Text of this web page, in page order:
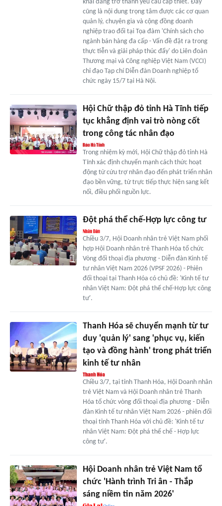
khai đang trở thành yêu cầu cấp thiết. Đây
cũng là nội dung trọng tâm được các cơ quan
quản lý, chuyên gia và cộng đồng doanh
nghiệp trao đổi tại Tọa đàm 'Chính sách cho
ngành bán hàng đa cấp - Vấn đề đặt ra trong
thực tiễn và giải pháp thúc đẩy' do Liên đoàn
Thương mại và Công nghiệp Việt Nam (VCCI)
chỉ đạo Tạp chí Diễn đàn Doanh nghiệp tổ
chức ngày 15/7 tại Hà Nội.
Hội Chữ thập đỏ tỉnh Hà Tĩnh tiếp
tục khẳng định vai trò nòng cốt
trong công tác nhân đạo
Trong nhiệm kỳ mới, Hội Chữ thập đỏ tỉnh Hà
Tĩnh xác định chuyển mạnh cách thức hoạt
động từ cứu trợ nhân đạo đến phát triển nhân
đạo bền vững, từ trực tiếp thực hiện sang kết
nối, điều phối nguồn lực.
Đột phá thể chế-Hợp lực công tư
Chiều 3/7, Hội Doanh nhân trẻ Việt Nam phối
hợp Hội Doanh nhân trẻ Thanh Hóa tổ chức
Vòng đối thoại địa phương - Diễn đàn Kinh tế
tư nhân Việt Nam 2026 (VPSF 2026) - Phiên
đối thoại tại Thanh Hóa có chủ đề: 'Kinh tế tư
nhân Việt Nam: Đột phá thể chế-Hợp lực công
tư'.
Thanh Hóa sẽ chuyển mạnh từ tư
duy 'quản lý' sang 'phục vụ, kiến
tạo và đồng hành' trong phát triển
kinh tế tư nhân
Chiều 3/7, tại tỉnh Thanh Hóa, Hội Doanh nhân
trẻ Việt Nam và Hội Doanh nhân trẻ Thanh
Hóa tổ chức vòng đối thoại địa phương - Diễn
đàn Kinh tế tư nhân Việt Nam 2026 - phiên đối
thoại tỉnh Thanh Hóa với chủ đề: 'Kinh tế tư
nhân Việt Nam: Đột phá thể chế - Hợp lực
công tư'.
Hội Doanh nhân trẻ Việt Nam tổ
chức 'Hành trình Tri ân - Thắp
sáng niềm tin năm 2026'